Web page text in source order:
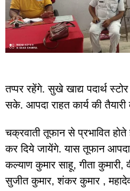
तप्पर रहेंगे. सुखे खाद्य पदार्थ
सके. आपदा राहत कार्य की
चक्रवाती तूफान से प्रभावित
कर दिये जायेंगे. यास तूफान
कल्याण कुमार साहू, गीता
सुजीत कुमार, शंकर कुमार ,